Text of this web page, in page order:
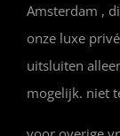
Amsterdam ,
onze luxe
uitsluiten
mogelijk. niet